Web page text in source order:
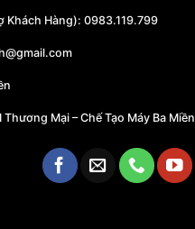
Khách Hàng): 0983.119.799
Thương Mại – Chế Tạo Máy Ba Miền